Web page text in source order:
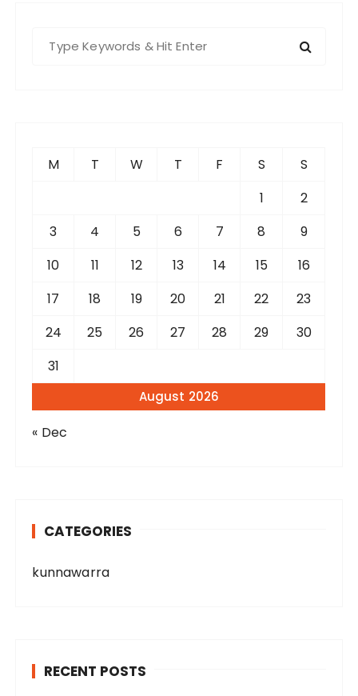
August 2026
M T W T F S
S
1
2
3
4 5 6 7 8
9
10
11 12 13 14 15
16
17
18 19 20 21 22
23
24
25 26 27 28 29
30
31
« Dec
CATEGORIES
kunnawarra
RECENT POSTS